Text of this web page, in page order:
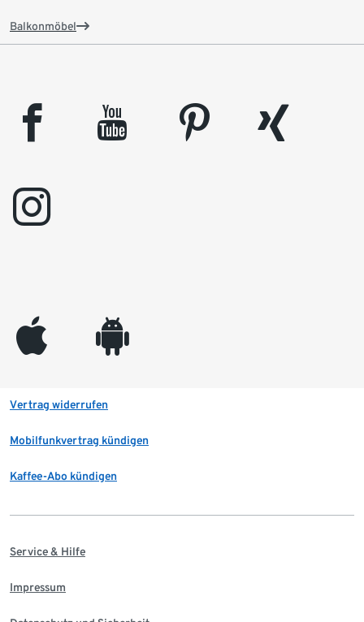
Balkonmöbel
facebook youtube pinterest
xing
instagram
appleinc android
Vertrag widerrufen
Mobilfunkvertrag kündigen
Kaffee-Abo kündigen
Service & Hilfe
Impressum